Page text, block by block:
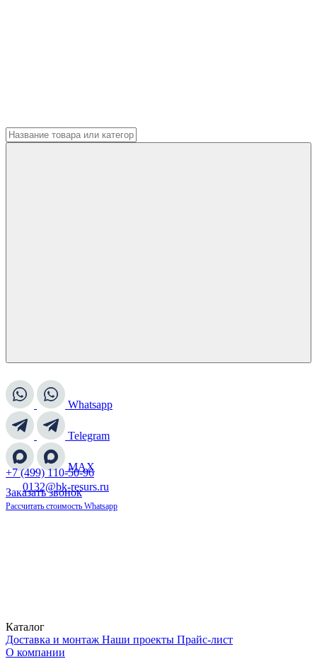
Whatsapp
Telegram
MAX
+7 (499) 110-50-96
0132@bk-resurs.ru
Заказать звонок
Рассчитать стоимость Whatsapp
Каталог
Доставка и монтаж Наши проекты Прайс-лист
О компании